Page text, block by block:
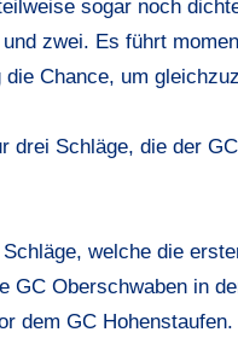
sogar noch
zwei. Es führt
Chance, um
drei Schläge, die der
welche die
GC Oberschwaben in
dem GC Hohenstaufen.